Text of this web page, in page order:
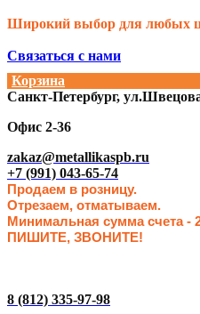
Широкий выбор для любых
Связаться с нами
Корзина
Санкт-Петербург,
Офис 2-36
zakaz@metallikaspb.ru
+7 (991) 043-65-74
Продаем в розницу.
Отрезаем, отматываем.
Минимальная сумма счета -
ПИШИТЕ, ЗВОНИТЕ!
8 (812) 335-97-98